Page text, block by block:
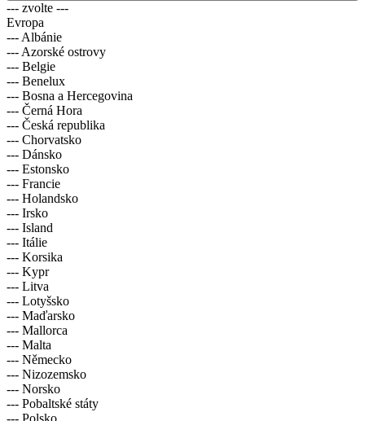
--- zvolte ---
Evropa
--- Albánie
--- Azorské ostrovy
--- Belgie
--- Benelux
--- Bosna a Hercegovina
--- Černá Hora
--- Česká republika
--- Chorvatsko
--- Dánsko
--- Estonsko
--- Francie
--- Holandsko
--- Irsko
--- Island
--- Itálie
--- Korsika
--- Kypr
--- Litva
--- Lotyšsko
--- Maďarsko
--- Mallorca
--- Malta
--- Německo
--- Nizozemsko
--- Norsko
--- Pobaltské státy
--- Polsko